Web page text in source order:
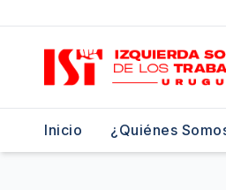
contenido
Inicio ¿Quiénes